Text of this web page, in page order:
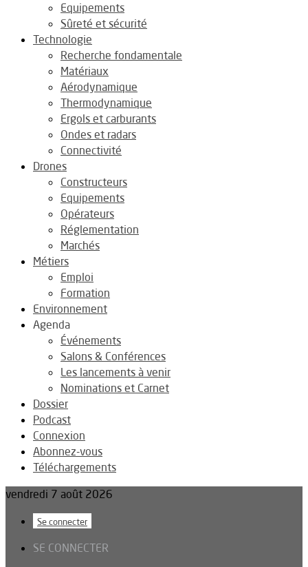
Equipements
Sûreté et sécurité
Technologie
Recherche fondamentale
Matériaux
Aérodynamique
Thermodynamique
Ergols et carburants
Ondes et radars
Connectivité
Drones
Constructeurs
Equipements
Opérateurs
Réglementation
Marchés
Métiers
Emploi
Formation
Environnement
Agenda
Événements
Salons & Conférences
Les lancements à venir
Nominations et Carnet
Dossier
Podcast
Connexion
Abonnez-vous
Téléchargements
vendredi 7 août 2026
Se connecter
SE CONNECTER